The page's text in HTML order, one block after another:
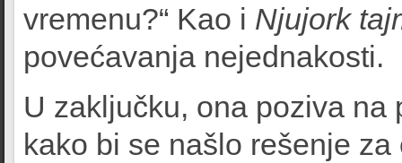
vremenu?“ Kao i Njujork
povećavanja nejednakosti.
U zaključku, ona poziva
kako bi se našlo rešenje